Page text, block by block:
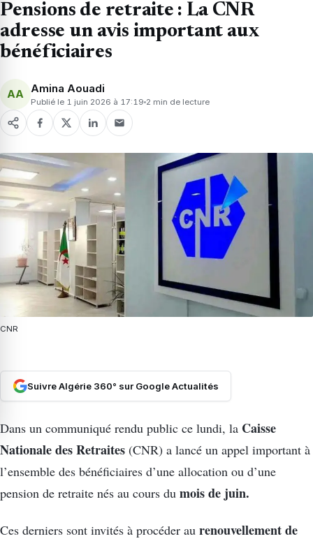
Pensions de retraite : La CNR
adresse un avis important aux
bénéficiaires
AA Amina Aouadi
Publié le 1 juin 2026 à 17:19 2 min de lecture
CNR
Suivre Algérie 360° sur Google Actualités
Dans un communiqué rendu public ce lundi, la Caisse
Nationale des Retraites (CNR) a lancé un appel important à
l’ensemble des bénéficiaires d’une allocation ou d’une
pension de retraite nés au cours du mois de juin.
Ces derniers sont invités à procéder au renouvellement de